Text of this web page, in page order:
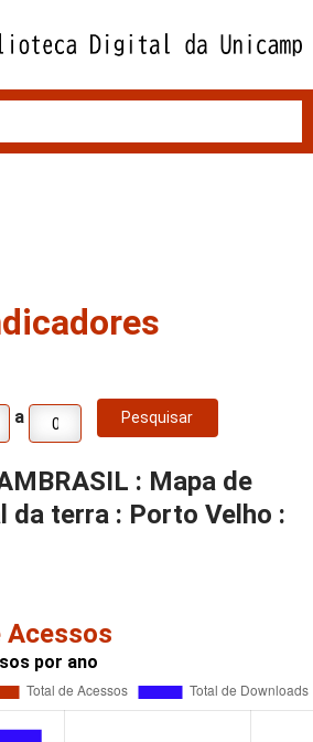
a
: Mapa de
da terra : Porto Velho :
Acessos
por ano